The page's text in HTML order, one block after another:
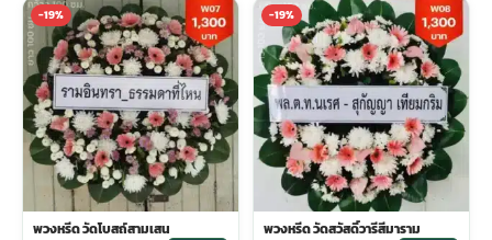
-19%
พวงหรีด วัดโบสถ์สามเสน
-19%
พวงหรีด วัดสวัสดิ์วารีสีมาราม